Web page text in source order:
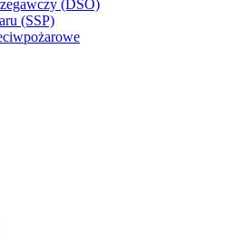
(DSO)
(SSP)